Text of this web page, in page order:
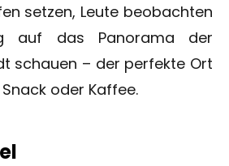
setzen, Leute beobachten
auf das Panorama der
schauen – der perfekte Ort
oder Kaffee.